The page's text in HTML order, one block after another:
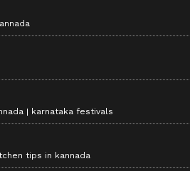
karnataka festivals
tips in kannada